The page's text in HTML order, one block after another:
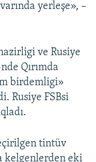
yerleşe», –
ve Rusiye
Qırımda
birdemligi»
Rusiye FSBsi
tintüv
kelgenlerden eki